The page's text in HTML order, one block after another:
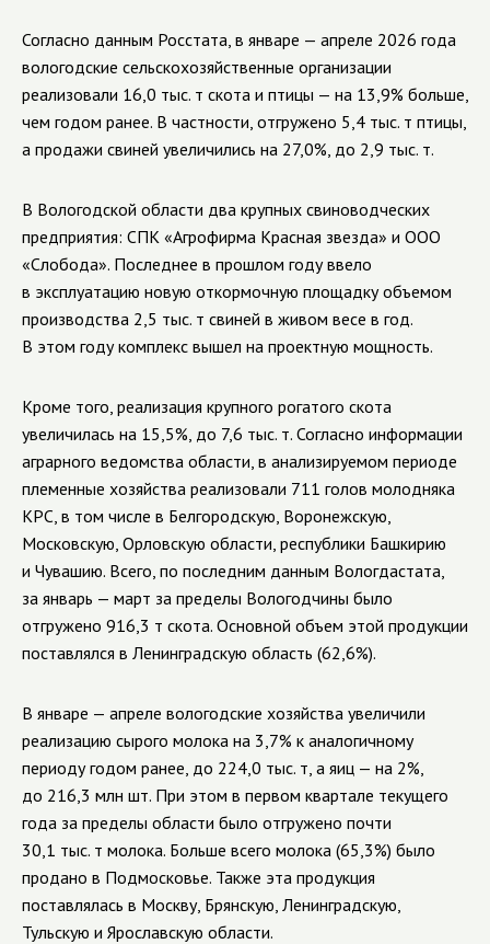
Согласно данным Росстата, в январе — апреле 2026 года
вологодские сельскохозяйственные организации
реализовали 16,0 тыс. т скота и птицы — на 13,9% больше,
чем годом ранее. В частности, отгружено 5,4 тыс. т птицы,
а продажи свиней увеличились на 27,0%, до 2,9 тыс. т.
В Вологодской области два крупных свиноводческих
предприятия: СПК «Агрофирма Красная звезда» и ООО
«Слобода». Последнее в прошлом году ввело
в эксплуатацию новую откормочную площадку объемом
производства 2,5 тыс. т свиней в живом весе в год.
В этом году комплекс вышел на проектную мощность.
Кроме того, реализация крупного рогатого скота
увеличилась на 15,5%, до 7,6 тыс. т. Согласно информации
аграрного ведомства области, в анализируемом периоде
племенные хозяйства реализовали 711 голов молодняка
КРС, в том числе в Белгородскую, Воронежскую,
Московскую, Орловскую области, республики Башкирию
и Чувашию. Всего, по последним данным Вологдастата,
за январь — март за пределы Вологодчины было
отгружено 916,3 т скота. Основной объем этой продукции
поставлялся в Ленинградскую область (62,6%).
В январе — апреле вологодские хозяйства увеличили
реализацию сырого молока на 3,7% к аналогичному
периоду годом ранее, до 224,0 тыс. т, а яиц — на 2%,
до 216,3 млн шт. При этом в первом квартале текущего
года за пределы области было отгружено почти
30,1 тыс. т молока. Больше всего молока (65,3%) было
продано в Подмосковье. Также эта продукция
поставлялась в Москву, Брянскую, Ленинградскую,
Тульскую и Ярославскую области.